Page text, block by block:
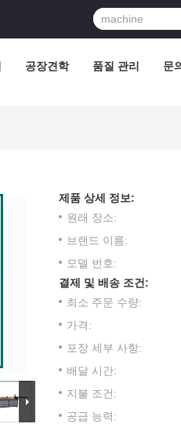
공장견학 품질 관리 문
제품 상세 정보:
원래 장소:
브랜드 이름:
모델 번호:
결제 및 배송 조건:
최소 주문 수량:
가격:
포장 세부 사항:
배달 시간:
지불 조건:
공급 능력: